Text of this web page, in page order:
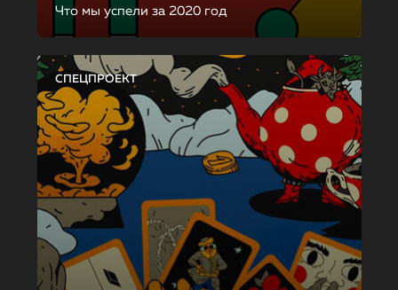
Что мы успели за 2020 год
СПЕЦПРОЕКТ